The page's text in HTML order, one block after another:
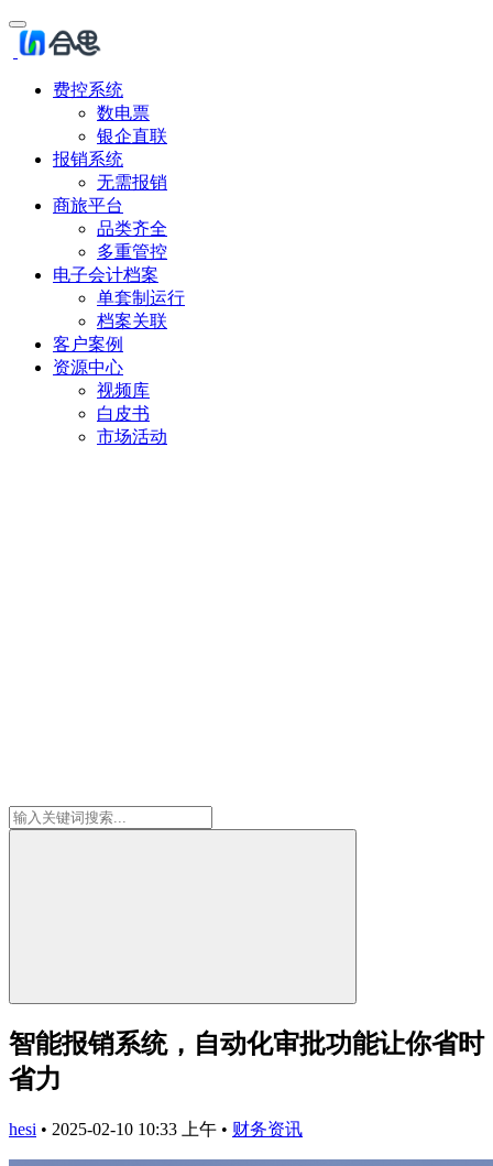
费控系统
数电票
银企直联
报销系统
无需报销
商旅平台
品类齐全
多重管控
电子会计档案
单套制运行
档案关联
客户案例
资源中心
视频库
白皮书
市场活动
智能报销系统，自动化审批功能让你省时
省力
hesi • 2025-02-10 10:33 上午 • 财务资讯